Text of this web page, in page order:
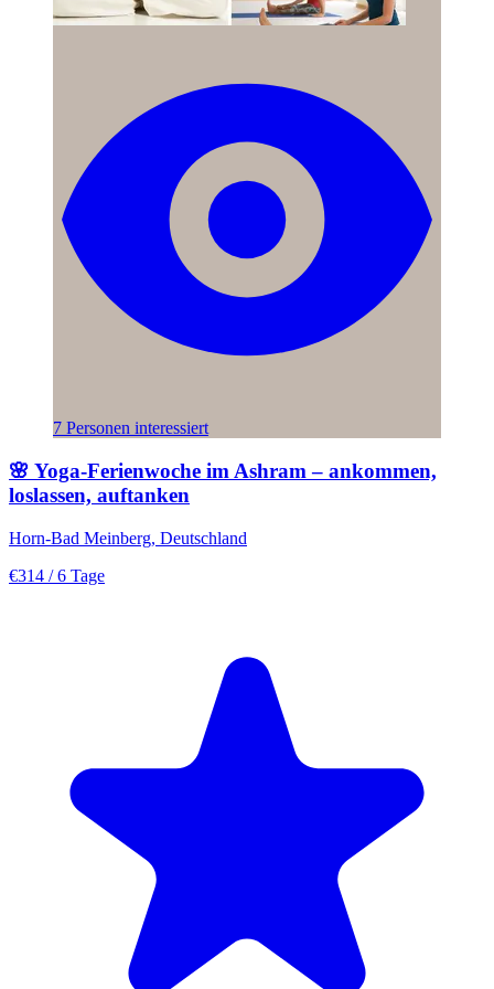
7 Personen interessiert
🌸 Yoga-Ferienwoche im Ashram – ankommen,
loslassen, auftanken
Horn-Bad Meinberg, Deutschland
€314 / 6 Tage